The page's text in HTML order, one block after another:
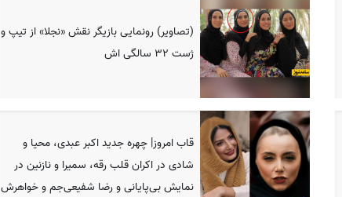
(تصاویر) رونمایی بازیگر نقش «نجلا» از تیپ و
ژست 32 سالگی اش
قاب امروز| چهره جدید اکبر عبدی، محیا و
شادی در اکران قلب رقه، سمیرا ‌‌و نازنین در
نمایش بی‌پایانی و رضا شفیعی‌جم و خواهرش